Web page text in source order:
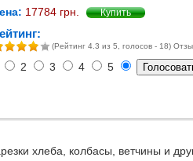
17784 грн. Купить
(Рейтинг 4.3 из 5, голосов - 18)
2 3 4 5
хлеба, колбасы, ветчины и